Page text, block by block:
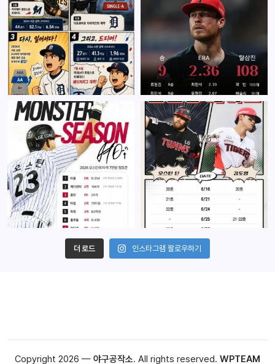
더 로드 인스타그램 팔로우하기
Copyright 2026 — 야구공작소. All rights reserved. WPTEAM